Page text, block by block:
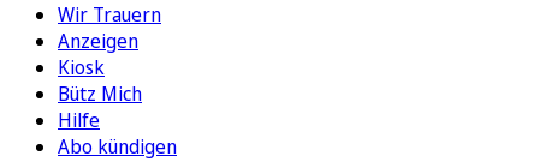
Wir Trauern
Anzeigen
Kiosk
Bütz Mich
Hilfe
Abo kündigen